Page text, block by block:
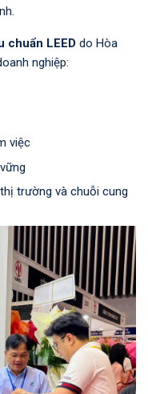
chuẩn LEED do Hòa
nghiệp:
việc
trường và chuỗi cung